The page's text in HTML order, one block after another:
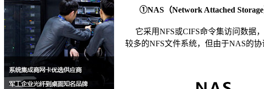
①NAS （Network Attached Storage
它采用NFS或CIFS命令集访问数据
较多的NFS文件系统，但由于NAS的协